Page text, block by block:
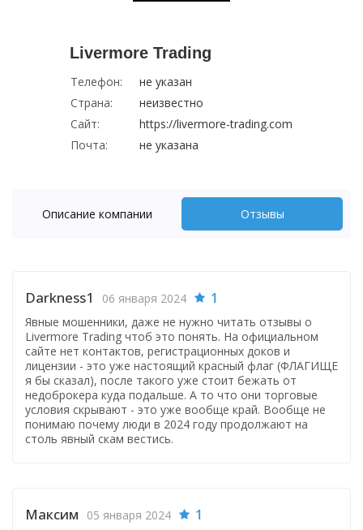
Livermore Trading
Телефон:
не указан
Страна:
неизвестно
Сайт:
https://livermore-trading.com
Почта:
не указана
Описание компании Отзывы
Darkness1 06 января 2024 1
Явные мошенники, даже не нужно читать отзывы о
Livermore Trading чтоб это понять. На официальном
сайте нет контактов, регистрационных доков и
лицензии - это уже настоящий красный флаг (ФЛАГИЩЕ
я бы сказал), после такого уже стоит бежать от
недоброкера куда подальше. А то что они торговые
условия скрывают - это уже вообще край. Вообще не
понимаю почему люди в 2024 году продолжают на
столь явный скам вестись.
Максим 05 января 2024 1